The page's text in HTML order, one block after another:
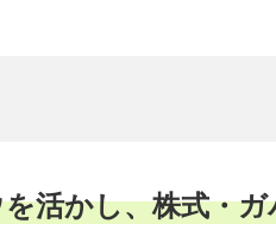
活かし、株式・